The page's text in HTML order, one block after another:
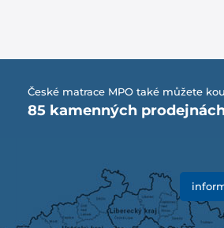
České matrace MPO také můžete
85 kamenných